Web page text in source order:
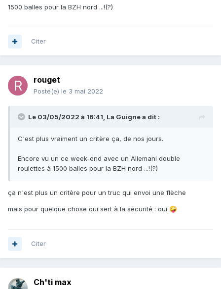
1500 balles pour la BZH nord ...!(?)
Citer
rouget
Posté(e) le 3 mai 2022
Le 03/05/2022 à 16:41, La Guignea dit :
C'est plus vraiment un critère ça, de nos jours.
Encore vu un ce week-end avec un Allemani double
roulettes à 1500 balles pour la BZH nord ...!(?)
ça n'est plus un critère pour un truc qui envoi une flèche
mais pour quelque chose qui sert à la sécurité : oui 🤪
Citer
Ch'ti max